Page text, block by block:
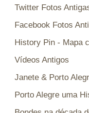
Twitter Fotos
Facebook Fotos
History Pin - Mapa
Vídeos Antigos
Janete & Porto
Porto Alegre uma